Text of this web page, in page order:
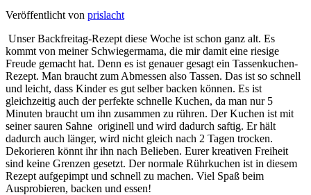
Veröffentlicht von prislacht
Unser Backfreitag-Rezept diese Woche ist schon ganz alt. Es
kommt von meiner Schwiegermama, die mir damit eine riesige
Freude gemacht hat. Denn es ist genauer gesagt ein Tassenkuchen-
Rezept. Man braucht zum Abmessen also Tassen. Das ist so schnell
und leicht, dass Kinder es gut selber backen können. Es ist
gleichzeitig auch der perfekte schnelle Kuchen, da man nur 5
Minuten braucht um ihn zusammen zu rühren. Der Kuchen ist mit
seiner sauren Sahne originell und wird dadurch saftig. Er hält
dadurch auch länger, wird nicht gleich nach 2 Tagen trocken.
Dekorieren könnt ihr ihn nach Belieben. Eurer kreativen Freiheit
sind keine Grenzen gesetzt. Der normale Rührkuchen ist in diesem
Rezept aufgepimpt und schnell zu machen. Viel Spaß beim
Ausprobieren, backen und essen!